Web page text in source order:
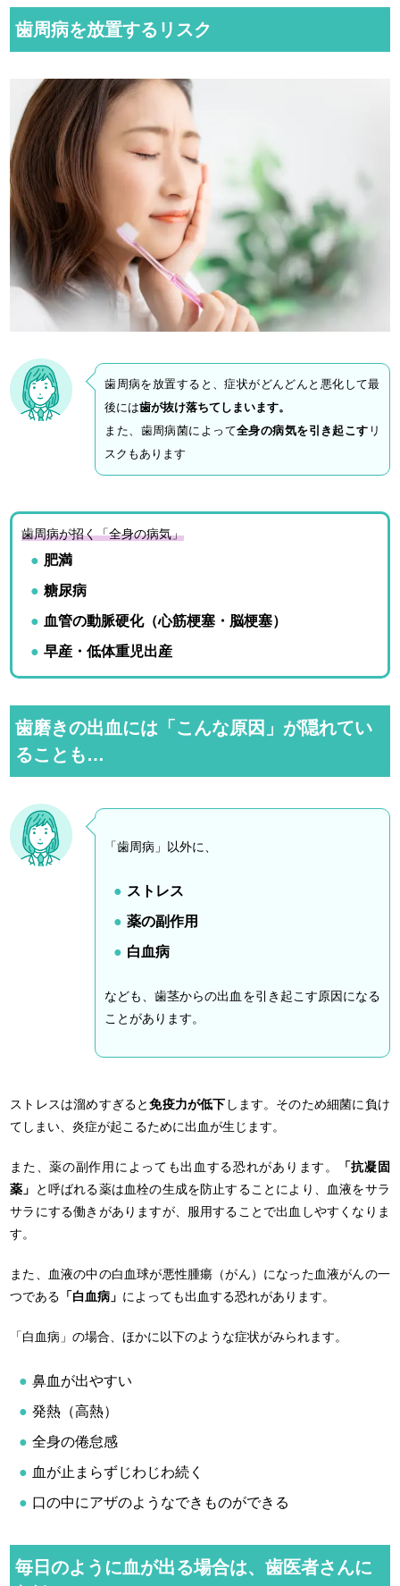
歯周病を放置するリスク
歯周病を放置すると、症状がどんどんと悪化して最
後には歯が抜け落ちてしまいます。
また、歯周病菌によって全身の病気を引き起こす リ
スクもあります
歯周病が招く「全身の病気」
肥満
糖尿病
血管の動脈硬化（心筋梗塞・脳梗塞）
早産・低体重児出産
歯磨きの出血には「こんな原因」が隠れてい
ることも…
「歯周病」以外に、
ストレス
薬の副作用
白血病
なども、歯茎からの出血を引き起こす原因になる
ことがあります。
ストレスは溜めすぎると免疫力が低下 します。そのため細菌に負け
てしまい、炎症が起こるために出血が生じます。
また、薬の副作用によっても出血する恐れがあります。
「抗凝固
薬」
と呼ばれる薬は血栓の生成を防止することにより、血液をサラ
サラにする働きがありますが、服用することで出血しやすくなりま
す。
また、血液の中の白血球が悪性腫瘍（がん）になった血液がんの一
つである 「白血病」 によっても出血する恐れがあります。
「白血病」の場合、ほかに以下のような症状がみられます。
鼻血が出やすい
発熱（高熱）
全身の倦怠感
血が止まらずじわじわ続く
口の中にアザのようなできものができる
毎日のように血が出る場合は、歯医者さんに